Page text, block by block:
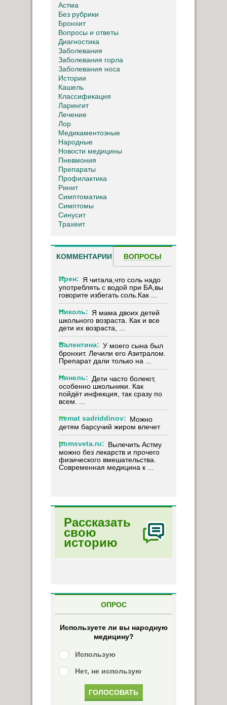
Астма
Без рубрики
Бронхит
Вопросы и ответы
Диагностика
Заболевания
Заболевания горла
Заболевания носа
Истории
Кашель
Классификация
Ларингит
Лечение
Лор
Медикаментозные
Народные
Новости медицины
Пневмония
Препараты
Профилактика
Ринит
Симптоматика
Симптомы
Синусит
Трахеит
КОММЕНТАРИИ ВОПРОСЫ
Ирен: Я читала,что соль надо
употреблять с водой при БА,вы
говорите избегать соль.Как ...
Николь: Я мама двоих детей
школьного возраста. Как и все
дети их возраста, ...
Валентина: У моего сына был
бронхит. Лечили его Азитралом.
Препарат дали только на ...
Нинель: Дети часто болеют,
особенно школьники. Как
пойдёт инфекция, так сразу по
всем. ...
nemat sadriddinov: Можно
детям барсучий жиром влечет
pomsveta.ru: Вылечить Астму
можно без лекарств и прочего
физического вмешательства.
Современная медицина к ...
Рассказать
свою
историю
ОПРОС
Используете ли вы народную
медицину?
Использую
Нет, не использую